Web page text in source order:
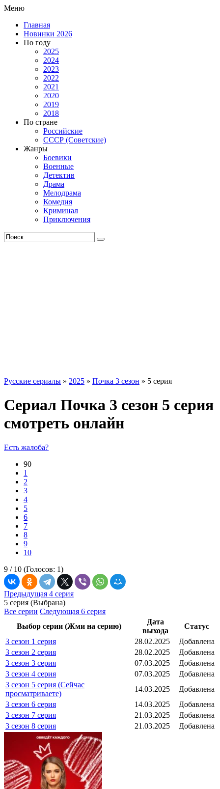
Меню
Главная
Новинки 2026
По году
2025
2024
2023
2022
2021
2020
2019
2018
По стране
Российские
СССР (Советские)
Жанры
Боевики
Военные
Детектив
Драма
Мелодрама
Комедия
Криминал
Приключения
Русские сериалы » 2025 » Почка 3 сезон » 5 серия
Сериал Почка 3 сезон 5 серия
смотреть онлайн
Есть жалоба?
90
1
2
3
4
5
6
7
8
9
10
9 / 10 (Голосов: 1)
Предыдущая 4 серия
5 серия (Выбрана)
Все серии Следующая 6 серия
Выбор серии (Жми на серию)
Дата
выхода
Статус
3 сезон 1 серия
28.02.2025
Добавлена
3 сезон 2 серия
28.02.2025
Добавлена
3 сезон 3 серия
07.03.2025
Добавлена
3 сезон 4 серия
07.03.2025
Добавлена
3 сезон 5 серия (Сейчас
просматриваете)
14.03.2025
Добавлена
3 сезон 6 серия
14.03.2025
Добавлена
3 сезон 7 серия
21.03.2025
Добавлена
3 сезон 8 серия
21.03.2025 Добавлена